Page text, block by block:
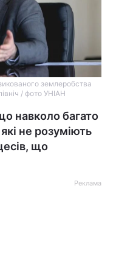
землеробства
/ фото УНІАН
навколо багато
не розуміють
що
Реклама